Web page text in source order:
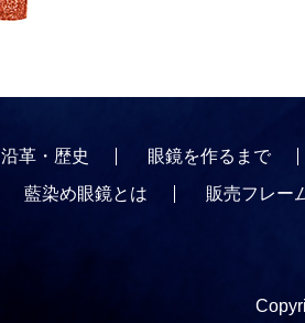
沿革・歴史 眼鏡を作るまで
藍染め眼鏡とは 販売フレー